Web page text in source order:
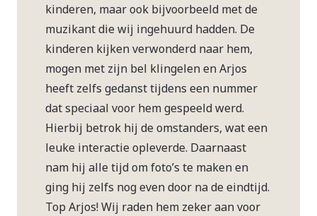
kinderen, maar ook bijvoorbeeld met de
muzikant die wij ingehuurd hadden. De
kinderen kijken verwonderd naar hem,
mogen met zijn bel klingelen en Arjos
heeft zelfs gedanst tijdens een nummer
dat speciaal voor hem gespeeld werd.
Hierbij betrok hij de omstanders, wat een
leuke interactie opleverde. Daarnaast
nam hij alle tijd om foto’s te maken en
ging hij zelfs nog even door na de eindtijd.
Top Arjos! Wij raden hem zeker aan voor